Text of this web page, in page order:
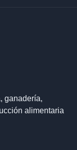
ganadería,
alimentaria